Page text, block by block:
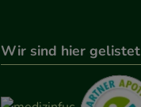
Wir sind hier gelistet